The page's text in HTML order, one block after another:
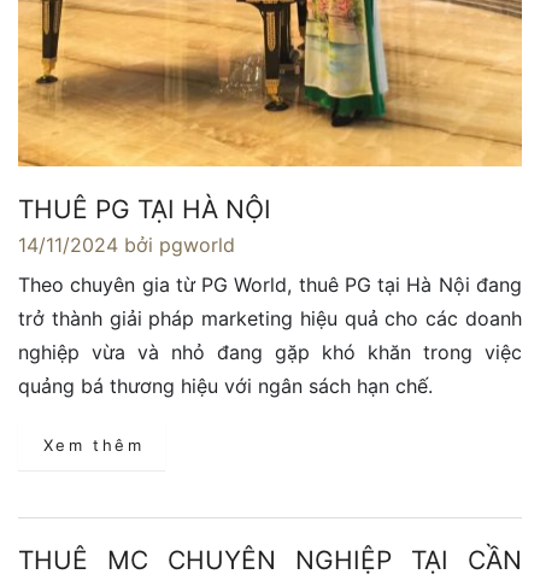
THUÊ PG TẠI HÀ NỘI
14/11/2024 bởi pgworld
Theo chuyên gia từ PG World, thuê PG tại Hà Nội đang
trở thành giải pháp marketing hiệu quả cho các doanh
nghiệp vừa và nhỏ đang gặp khó khăn trong việc
quảng bá thương hiệu với ngân sách hạn chế.
Xem thêm
THUÊ MC CHUYÊN NGHIỆP TẠI CẦN